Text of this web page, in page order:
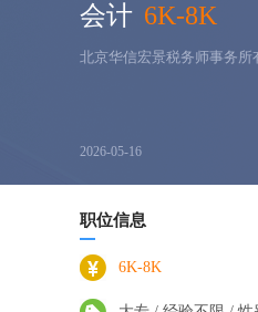
会计 6K-8K
北京华信宏景税务师事务所
2026-05-16
职位信息
6K-8K